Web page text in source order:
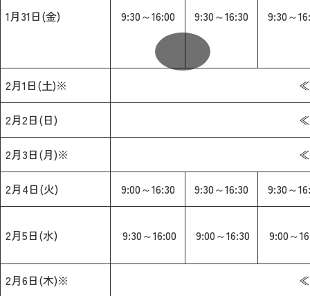
1月31日(金) 9:30～16:00 9:30～16:30 9:30～
2月1日(土)※ ≪
2月2日(日) ≪
2月3日(月)※ ≪
2月4日(火) 9:00～16:30 9:30～16:30 9:30～
2月5日(水) 9:30～16:00 9:00～16:30 9:00～
2月6日(木)※
≪